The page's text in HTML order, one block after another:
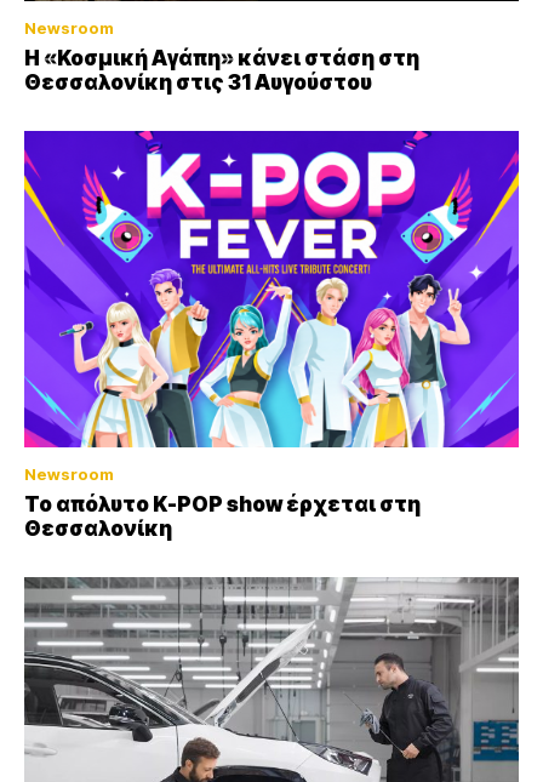
Newsroom
Η «Κοσμική Αγάπη» κάνει στάση στη
Θεσσαλονίκη στις 31 Αυγούστου
Newsroom
Το απόλυτο K-POP show έρχεται στη
Θεσσαλονίκη